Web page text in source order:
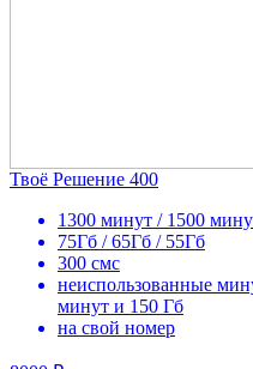
Твоё Решение 400
1300 минут / 1500
75Гб / 65Гб / 55Гб
300 смс
неиспользованные
минут и 150 Гб
на свой номер